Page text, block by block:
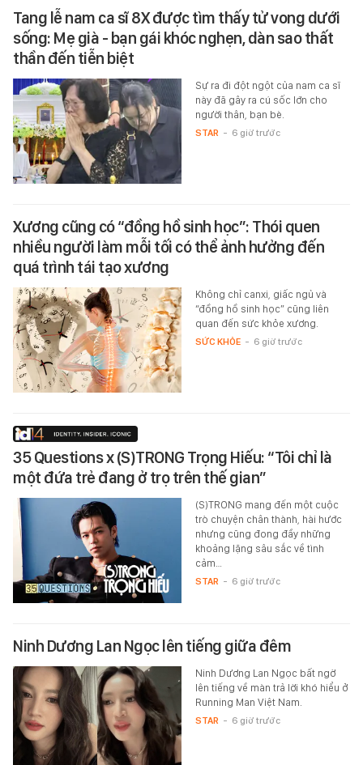
Tang lễ nam ca sĩ 8X được tìm thấy tử vong dưới
sống: Mẹ già - bạn gái khóc nghẹn, dàn sao thất
thần đến tiễn biệt
Sự ra đi đột ngột của nam ca sĩ
này đã gây ra cú sốc lớn cho
người thân, bạn bè.
STAR - 6 giờ trước
Xương cũng có “đồng hồ sinh học”: Thói quen
nhiều người làm mỗi tối có thể ảnh hưởng đến
quá trình tái tạo xương
Không chỉ canxi, giấc ngủ và
“đồng hồ sinh học” cũng liên
quan đến sức khỏe xương.
SỨC KHỎE - 6 giờ trước
35 Questions x (S)TRONG Trọng Hiếu: “Tôi chỉ là
một đứa trẻ đang ở trọ trên thế gian”
(S)TRONG mang đến một cuộc
trò chuyện chân thành, hài hước
nhưng cũng đong đầy những
khoảng lặng sâu sắc về tình
cảm…
STAR - 6 giờ trước
Ninh Dương Lan Ngọc lên tiếng giữa đêm
Ninh Dương Lan Ngọc bất ngờ
lên tiếng về màn trả lời khó hiểu ở
Running Man Việt Nam.
STAR - 6 giờ trước